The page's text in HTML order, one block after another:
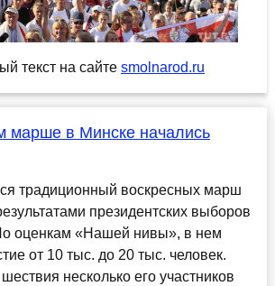
текст на сайте smolnarod.ru
марше в Минске начались
традиционный воскресных марш
президентских выборов
оценкам «Нашей нивы», в нем
от 10 тыс. до 20 тыс. человек.
несколько его участников